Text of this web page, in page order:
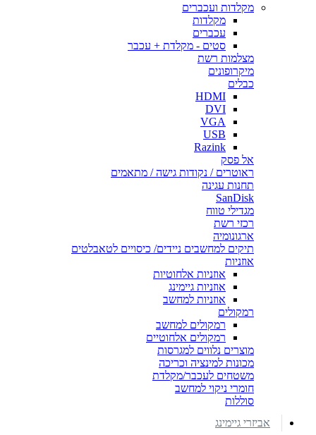
מקלדות ועכברים
מקלדות
עכברים
סטים - מקלדת + עכבר
מצלמות רשת
מיקרופונים
כבלים
HDMI
DVI
VGA
USB
Razink
אל פסק
ראוטרים / נקודות גישה / מתאמים
תחנות עגינה
SanDisk
מגדילי טווח
רכזי רשת
ארגונומיה
תיקים למחשבים ניידים/ כיסויים לטאבלטים
אוזניות
אוזניות אלחוטיות
אוזניות גיימינג
אוזניות למחשב
רמקולים
רמקולים למחשב
רמקולים אלחוטיים
מוצרים נלווים למגרסות
מכונות למינציה וכריכה
משטחים לעכבר/מקלדת
חומרי ניקוי למחשב
סוללות
אביזרי גיימינג